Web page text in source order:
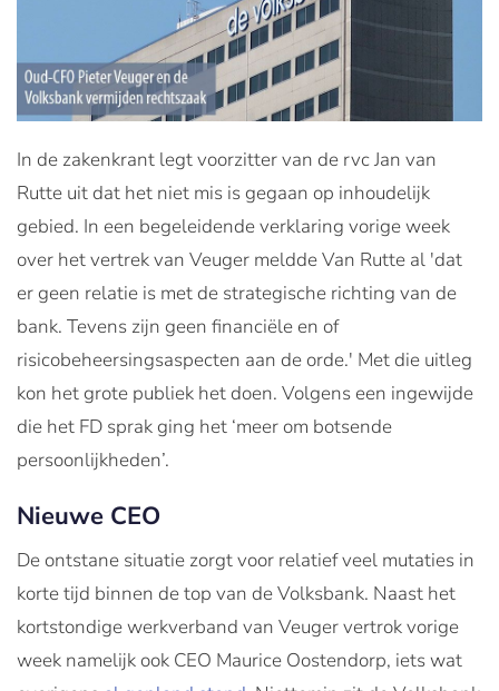
In de zakenkrant legt voorzitter van de rvc Jan van
Rutte uit dat het niet mis is gegaan op inhoudelijk
gebied. In een begeleidende verklaring vorige week
over het vertrek van Veuger meldde Van Rutte al 'dat
er geen relatie is met de strategische richting van de
bank. Tevens zijn geen financiële en of
risicobeheersingsaspecten aan de orde.' Met die uitleg
kon het grote publiek het doen. Volgens een ingewijde
die het FD sprak ging het ‘meer om botsende
persoonlijkheden’.
Nieuwe CEO
De ontstane situatie zorgt voor relatief veel mutaties in
korte tijd binnen de top van de Volksbank. Naast het
kortstondige werkverband van Veuger vertrok vorige
week namelijk ook CEO Maurice Oostendorp, iets wat